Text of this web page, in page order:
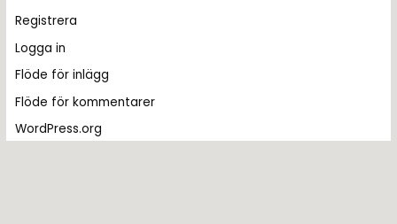
Registrera
Logga in
Flöde för inlägg
Flöde för kommentarer
WordPress.org